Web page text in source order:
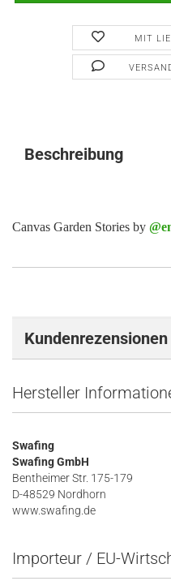
MIT
Beschreibung
Canvas Garden Stories by
Kundenrezensionen
Hersteller
Swafing
Swafing GmbH
Bentheimer Str. 175-179
D-48529 Nordhorn
www.swafing.de
Importeur / EU-